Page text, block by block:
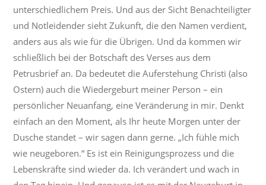
unterschiedlichem Preis. Und aus der Sicht Benachteiligter
und Notleidender sieht Zukunft, die den Namen verdient,
anders aus als wie für die Übrigen. Und da kommen wir
schließlich bei der Botschaft des Verses aus dem
Petrusbrief an. Da bedeutet die Auferstehung Christi (also
Ostern) auch die Wiedergeburt meiner Person – ein
persönlicher Neuanfang, eine Veränderung in mir. Denkt
einfach an den Moment, als Ihr heute Morgen unter der
Dusche standet – wir sagen dann gerne. „Ich fühle mich
wie neugeboren.“ Es ist ein Reinigungsprozess und die
Lebenskräfte sind wieder da. Ich verändert und wach in